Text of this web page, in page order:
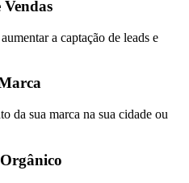
a captação de leads e
da sua marca na sua cidade ou